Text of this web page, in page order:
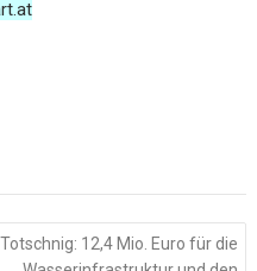
Totschnig: 12,4 Mio. Euro für die